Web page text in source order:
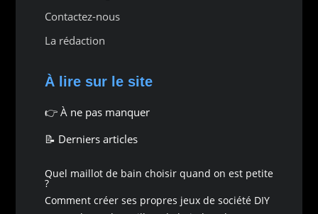
Contactez-nous
La rédaction
À lire sur le site
👉 À ne pas manquer
📝 Derniers articles
Quel maillot de bain choisir quand on est petite
?
Comment créer ses propres jeux de société DIY